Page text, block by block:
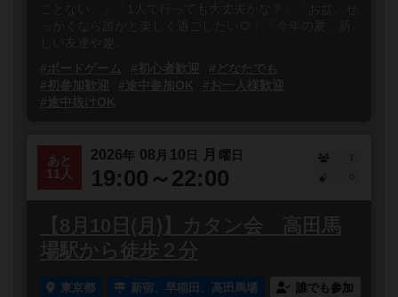
ことない…」「1人で行っても大丈夫かな？」「お盆、せ
っかくなら誰かと楽しく過ごしたい🌻」「今年の夏、新
しい友達や趣...
#ボードゲーム
#初心者歓迎
#どなたでも
#初参加歓迎
#途中参加OK
#お一人様歓迎
#途中抜けOK
あと
11人
2026年 08 月 10 日 月 曜日
19:00～22:00
1
【8月10日(月)】カタン会 高田馬
場駅から徒歩２分
東京都 新宿、早稲田、高田馬場 誰でも参加